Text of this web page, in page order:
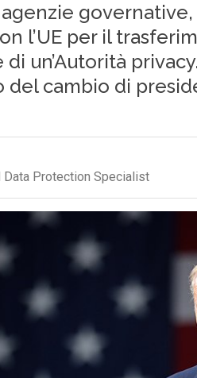
governative,
l’UE per il
di un’Autorità
cambio di
Data Protection Specialist